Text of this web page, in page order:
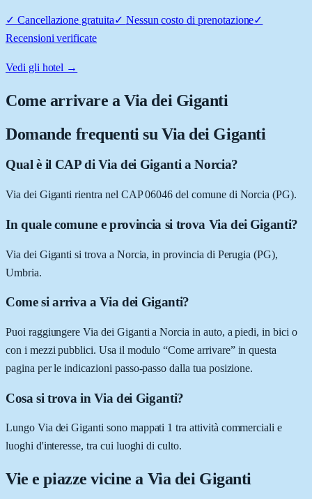
✓ Cancellazione gratuita✓ Nessun costo di prenotazione✓
Recensioni verificate
Vedi gli hotel →
Come arrivare aVia dei Giganti
Domande frequenti su Via dei Giganti
Qual è il CAP di Via dei Giganti a Norcia?
Via dei Giganti rientra nel CAP 06046 del comune di Norcia (PG).
In quale comune e provincia si trova Via dei Giganti?
Via dei Giganti si trova a Norcia, in provincia di Perugia (PG),
Umbria.
Come si arriva a Via dei Giganti?
Puoi raggiungere Via dei Giganti a Norcia in auto, a piedi, in bici o
con i mezzi pubblici. Usa il modulo “Come arrivare” in questa
pagina per le indicazioni passo-passo dalla tua posizione.
Cosa si trova in Via dei Giganti?
Lungo Via dei Giganti sono mappati 1 tra attività commerciali e
luoghi d'interesse, tra cui luoghi di culto.
Vie e piazze vicine a Via dei Giganti